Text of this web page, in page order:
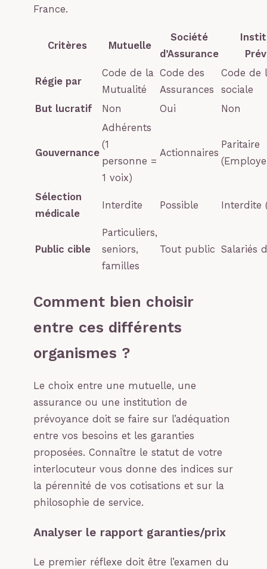
France.
Critères Mutuelle
Société
d’Assurance
Régie par
Code de la
Mutualité
Code des
Assurances
Code de
sociale
But lucratif
Non Oui Non
Gouvernance
Adhérents
(1
personne =
1 voix)
Actionnaires
Paritaire
Sélection
médicale
Interdite Possible Interdite
Public cible
Particuliers,
seniors,
familles
Tout public Salariés
Comment bien choisir
entre ces différents
organismes ?
Le choix entre une mutuelle, une
assurance ou une institution de
prévoyance doit se faire sur l’adéquation
entre vos besoins et les garanties
proposées. Connaître le statut de votre
interlocuteur vous donne des indices sur
la pérennité de vos cotisations et sur la
philosophie de service.
Analyser le rapport garanties/prix
Le premier réflexe doit être l’examen du